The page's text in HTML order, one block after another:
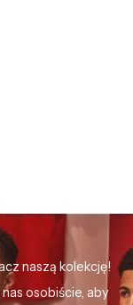
naszą kolekcję!
osobiście, aby